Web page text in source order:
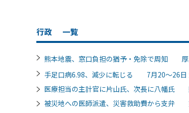
行政 一覧
熊本地震、窓口負担の猶予・免除で周知 厚
手足口病6.98、減少に転じる 7月20～26日
医療担当の主計官に片山氏、次長に八幡氏
被災地への医師派遣、災害救助費から支弁